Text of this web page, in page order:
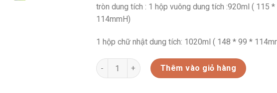
tròn dung tích : 1 hộp vuông dung tích :920ml ( 115
114mmH)
​​1 hộp chữ nhật dung tích: 1020ml ( 148 * 99 *
GL9984 BỘ HAI HỘP THỦY TINH CƯỜNG LỰC
Thêm vào giỏ hàng